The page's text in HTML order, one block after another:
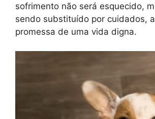
sofrimento não será esquecido,
sendo substituído por cuidados,
promessa de uma vida digna.